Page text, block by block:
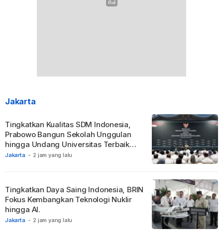
Jakarta
Jakarta - 2 jam yang lalu
Tingkatkan Kualitas SDM Indonesia,
Prabowo Bangun Sekolah Unggulan
hingga Undang Universitas Terbaik
Dunia.
Jakarta - 2 jam yang lalu
Tingkatkan Daya Saing Indonesia, BRIN
Fokus Kembangkan Teknologi Nuklir
hingga AI.